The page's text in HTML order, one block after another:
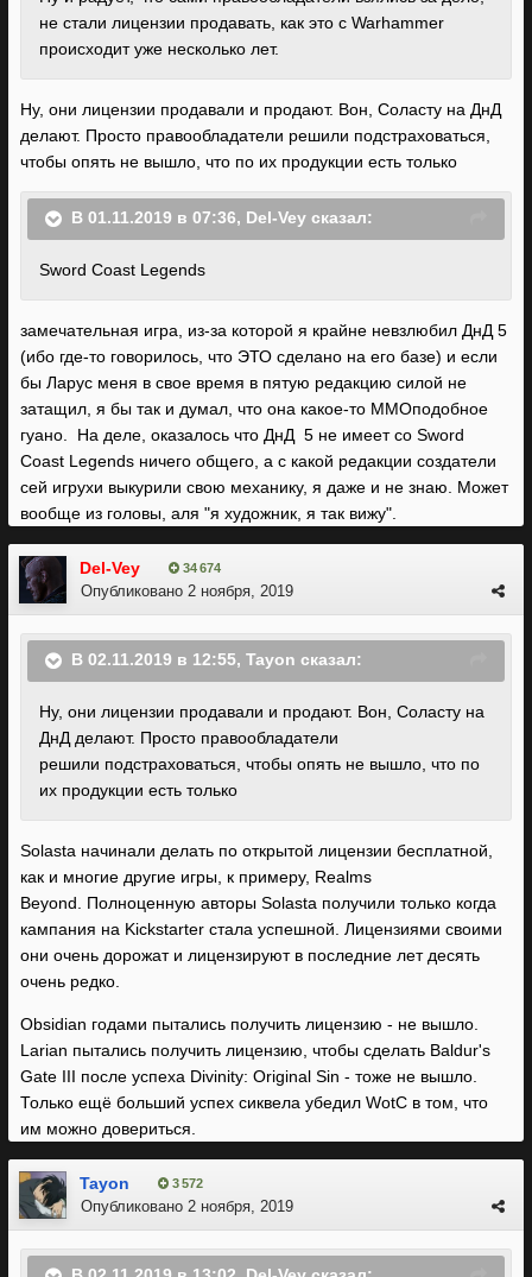
не стали лицензии продавать, как это с Warhammer
происходит уже несколько лет.
Ну, они лицензии продавали и продают. Вон, Соласту на ДнД
делают. Просто правообладатели решили подстраховаться,
чтобы опять не вышло, что по их продукции есть только
В 01.11.2019 в 07:36, Del-Vey сказал:
Sword Coast Legends
замечательная игра, из-за которой я крайне невзлюбил ДнД 5
(ибо где-то говорилось, что ЭТО сделано на его базе) и если
бы Ларус меня в свое время в пятую редакцию силой не
затащил, я бы так и думал, что она какое-то ММОподобное
гуано. На деле, оказалось что ДнД 5 не имеет со Sword
Coast Legends ничего общего, а с какой редакции создатели
сей игрухи выкурили свою механику, я даже и не знаю. Может
вообще из головы, аля "я художник, я так вижу".
Del-Vey 34 674
Опубликовано 2 ноября, 2019
В 02.11.2019 в 12:55, Tayon сказал:
Ну, они лицензии продавали и продают. Вон, Соласту на
ДнД делают. Просто правообладатели
решили подстраховаться, чтобы опять не вышло, что по
их продукции есть только
Solasta начинали делать по открытой лицензии бесплатной,
как и многие другие игры, к примеру, Realms
Beyond. Полноценную авторы Solasta получили только когда
кампания на Kickstarter стала успешной. Лицензиями своими
они очень дорожат и лицензируют в последние лет десять
очень редко.
Obsidian годами пытались получить лицензию - не вышло.
Larian пытались получить лицензию, чтобы сделать Baldur's
Gate III после успеха Divinity: Original Sin - тоже не вышло.
Только ещё больший успех сиквела убедил WotC в том, что
им можно довериться.
Tayon 3 572
Опубликовано 2 ноября, 2019